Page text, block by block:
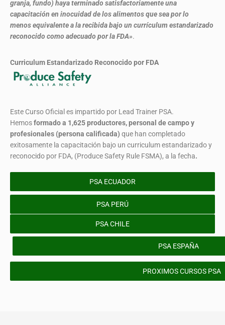
granja, fundo) haya terminado satisfactoriamente una
capacitación en inocuidad de los alimentos que sea por lo
menos equivalente a la recibida bajo un currículum estandarizado
reconocido como adecuado por la FDA».
Curriculum Estandarizado Reconocido por FDA
Este Curso Oficial es impartido por Lead Trainer PSA.
Hemosformadoa 1,625 productores, personal de campo y
profesionales (persona calificada) que han completado
exitosamente la capacitación bajo un curriculum estandarizado y
reconocido por FDA, (Produce Safety Rule FSMA), a la fecha.
PSA ECUADOR
PSA PERÚ
PSA CHILE
PSA ESPAÑA
PROXIMOS CURSOS PSA